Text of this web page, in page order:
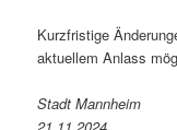
Kurzfristige
aktuellem Anlass
Stadt Mannheim